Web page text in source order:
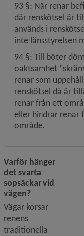
93 §: När renar
där renskötsel är
används i
inte länsstyrelsen
94 §: Till böter
oaktsamhet
renar som
renskötsel då är
renar från ett
eller hindrar renar
område.
Varför hänger
det svarta
sopsäckar vid
vägen?
Vägar korsar
renens
traditionella